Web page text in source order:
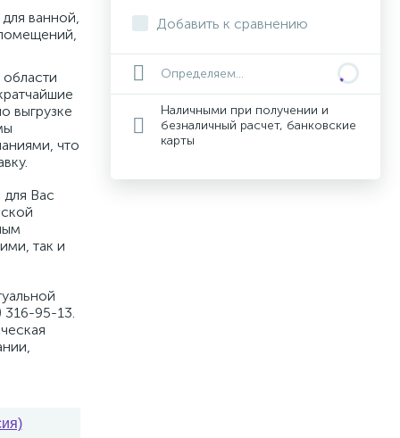
ванной,
выгрузке
что
Вас
так и
316-95-13.
Добавить к сравнению
Определяем...
Наличными при получении и
безналичный расчет, банковские
карты